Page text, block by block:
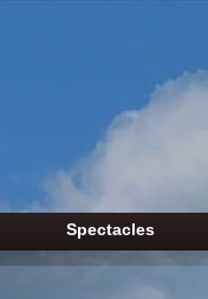
Spectacles